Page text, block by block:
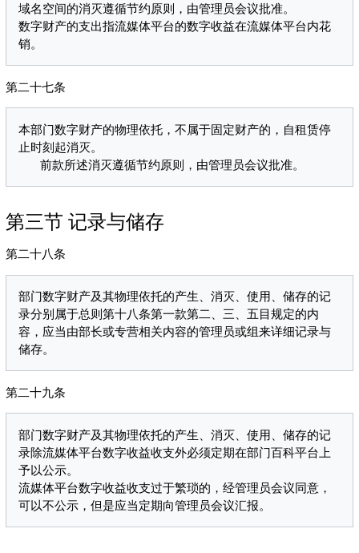
域名空间的消灭遵循节约原则，由管理员会议批准。
数字财产的支出指流媒体平台的数字收益在流媒体平台内花
第二十七条
本部门数字财产的物理依托，不属于固定财产的，自租赁停
止时刻起消灭。
第三节 记录与储存
第二十八条
部门数字财产及其物理依托的产生、消灭、使用、储存的记
录分别属于总则第十八条第一款第二、三、五目规定的内
容，应当由部长或专营相关内容的管理员或组来详细记录与
第二十九条
部门数字财产及其物理依托的产生、消灭、使用、储存的记
录除流媒体平台数字收益收支外必须定期在部门百科平台上
予以公示。
流媒体平台数字收益收支过于繁琐的，经管理员会议同意，